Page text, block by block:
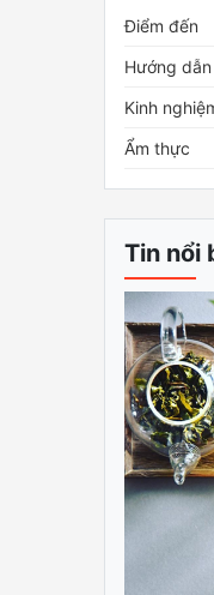
Điểm đến
Hướng dẫn
Kinh
Ẩm thực
Tin nổi